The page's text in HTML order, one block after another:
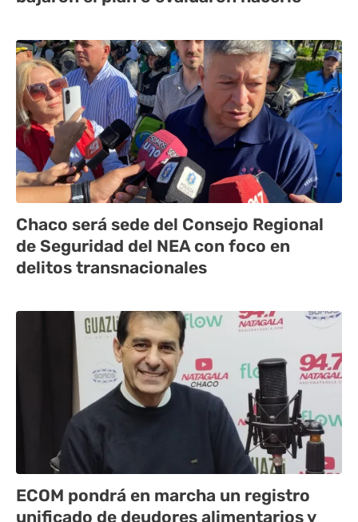
Chaco será sede del Consejo Regional
de Seguridad del NEA con foco en
delitos transnacionales
ECOM pondrá en marcha un registro
unificado de deudores alimentarios y